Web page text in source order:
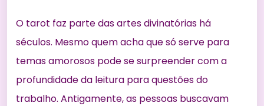
O tarot faz parte das artes divinatórias há
séculos. Mesmo quem acha que só serve para
temas amorosos pode se surpreender com a
profundidade da leitura para questões do
trabalho. Antigamente, as pessoas buscavam